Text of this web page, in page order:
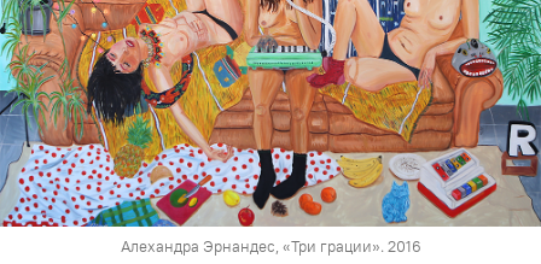
Алехандра Эрнандес, «Три грации». 2016